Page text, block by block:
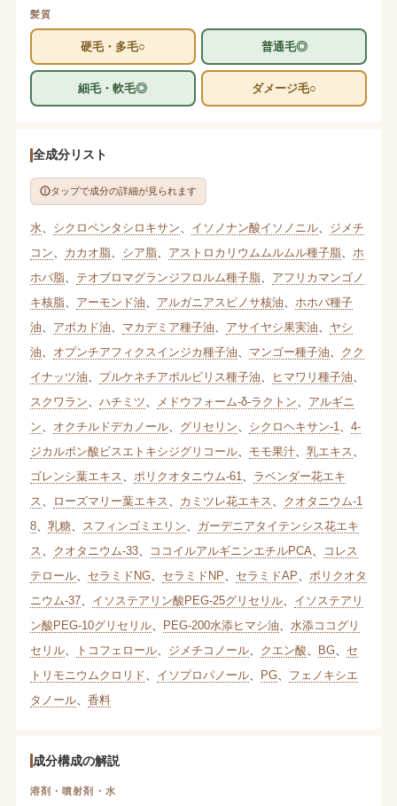
髪質
硬毛・多毛○ 普通毛◎
細毛・軟毛◎ ダメージ毛○
全成分リスト
タップで成分の詳細が見られます
水 シクロペンタシロキサン イソノナン酸イソノニル、 ジメチ
コン
カカオ脂、 シア脂、 アストロカリウムムルムル種子脂、 ホ
ホバ脂、 テオブロマグランジフロルム種子脂、 アフリカマンゴノ
キ核脂、 アーモンド油 アルガニアスピノサ核油
ホホバ種子
油
アボカド油 マカデミア種子油 アサイヤシ果実油
ヤシ
油
オプンチアフィクスインジカ種子油 マンゴー種子油
クク
イナッツ油
プルケネチアボルビリス種子油 ヒマワリ種子油
スクワラン
ハチミツ メドウフォーム-δ-ラクトン
アルギニ
ン
オクチルドデカノール、 グリセリン シクロヘキサン-1
4-
ジカルボン酸ビスエトキシジグリコール、 モモ果汁、 乳エキス
ゴレンシ葉エキス
ポリクオタニウム-61
ラベンダー花エキ
ス
ローズマリー葉エキス カミツレ花エキス
クオタニウム-1
8、 乳糖、 スフィンゴミエリン
ガーデニアタイテンシス花エキ
ス
クオタニウム-33、 ココイルアルギニンエチルPCA
コレス
テロール、 セラミドNG、 セラミドNP セラミドAP
ポリクオタ
ニウム-37、 イソステアリン酸PEG-25グリセリル、 イソステアリ
ン酸PEG-10グリセリル、 PEG-200水添ヒマシ油
水添ココグリ
セリル、 トコフェロール、 ジメチコノール、 クエン酸 BG、 セ
トリモニウムクロリド
イソプロパノール、 PG、 フェノキシエ
タノール、 香料
成分構成の解説
溶剤・噴射剤・水